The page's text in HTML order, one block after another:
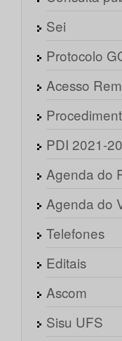
Sei
Protocolo
Acesso
PDI 2021-
Agenda do
Agenda do
Telefones
Editais
Ascom
Sisu UFS